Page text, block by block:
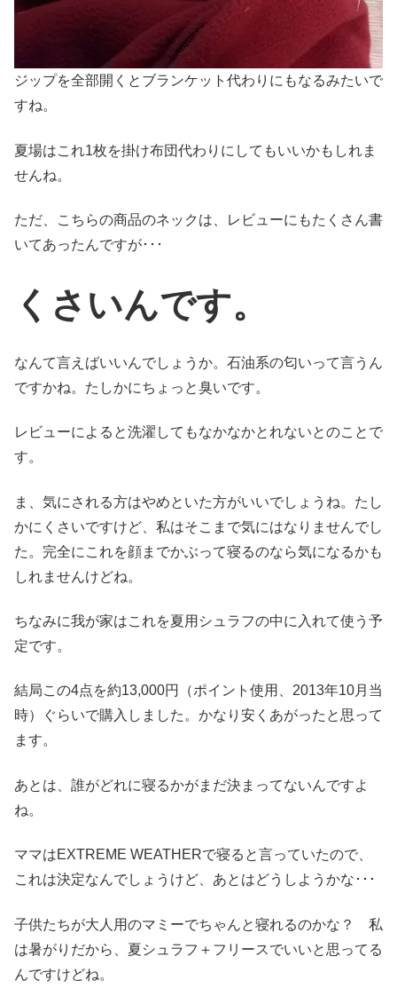
ジップを全部開くとブランケット代わりにもなるみたいで
すね。
夏場はこれ1枚を掛け布団代わりにしてもいいかもしれま
せんね。
ただ、こちらの商品のネックは、レビューにもたくさん書
いてあったんですが･･･
くさいんです。
なんて言えばいいんでしょうか。石油系の匂いって言うん
ですかね。たしかにちょっと臭いです。
レビューによると洗濯してもなかなかとれないとのことで
す。
ま、気にされる方はやめといた方がいいでしょうね。たし
かにくさいですけど、私はそこまで気にはなりませんでし
た。完全にこれを顔までかぶって寝るのなら気になるかも
しれませんけどね。
ちなみに我が家はこれを夏用シュラフの中に入れて使う予
定です。
結局この4点を約13,000円（ポイント使用、2013年10月当
時）ぐらいで購入しました。かなり安くあがったと思って
ます。
あとは、誰がどれに寝るかがまだ決まってないんですよ
ね。
ママはEXTREME WEATHERで寝ると言っていたので、
これは決定なんでしょうけど、あとはどうしようかな･･･
子供たちが大人用のマミーでちゃんと寝れるのかな？ 私
は暑がりだから、夏シュラフ＋フリースでいいと思ってる
んですけどね。